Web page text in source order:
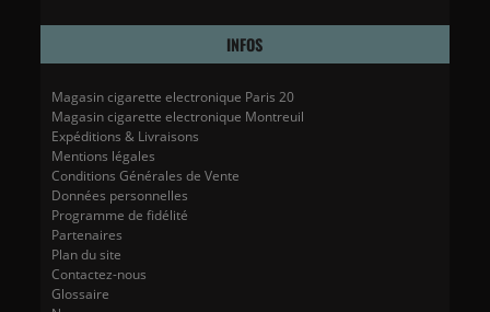
INFOS
Magasin cigarette electronique Paris 20
Magasin cigarette electronique Montreuil
Expéditions & Livraisons
Mentions légales
Conditions Générales de Vente
Données personnelles
Programme de fidélité
Partenaires
Plan du site
Contactez-nous
Glossaire